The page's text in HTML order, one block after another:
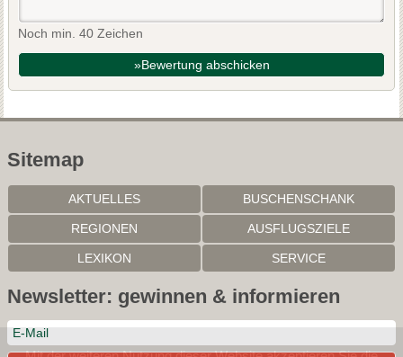
Noch min. 40 Zeichen
»Bewertung abschicken
Sitemap
AKTUELLES BUSCHENSCHANK
REGIONEN AUSFLUGSZIELE
LEXIKON SERVICE
Newsletter: gewinnen & informieren